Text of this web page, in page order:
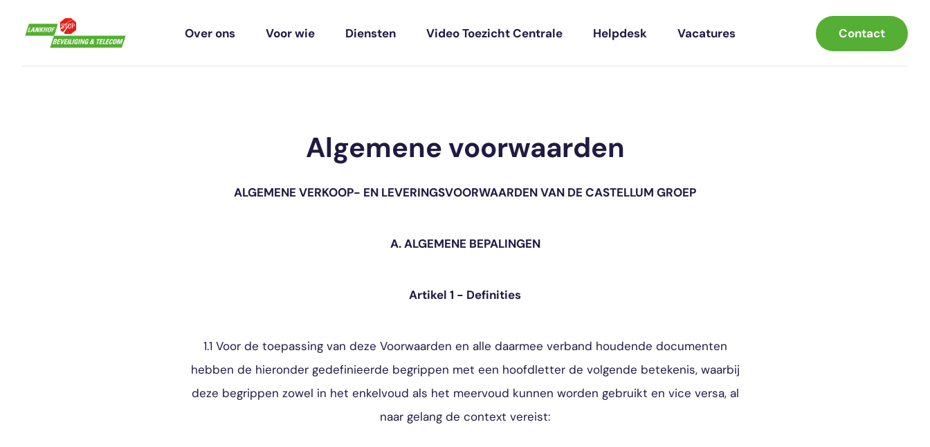
Over ons Voor wie Diensten Video Toezicht Centrale Helpdesk Vacatures Contact
Algemene voorwaarden
ALGEMENE VERKOOP- EN LEVERINGSVOORWAARDEN VAN DE CASTELLUM GROEP
A. ALGEMENE BEPALINGEN
Artikel 1 - Definities
1.1 Voor de toepassing van deze Voorwaarden en alle daarmee verband houdende documenten
hebben de hieronder gedefinieerde begrippen met een hoofdletter de volgende betekenis, waarbij
deze begrippen zowel in het enkelvoud als het meervoud kunnen worden gebruikt en vice versa, al
naar gelang de context vereist: